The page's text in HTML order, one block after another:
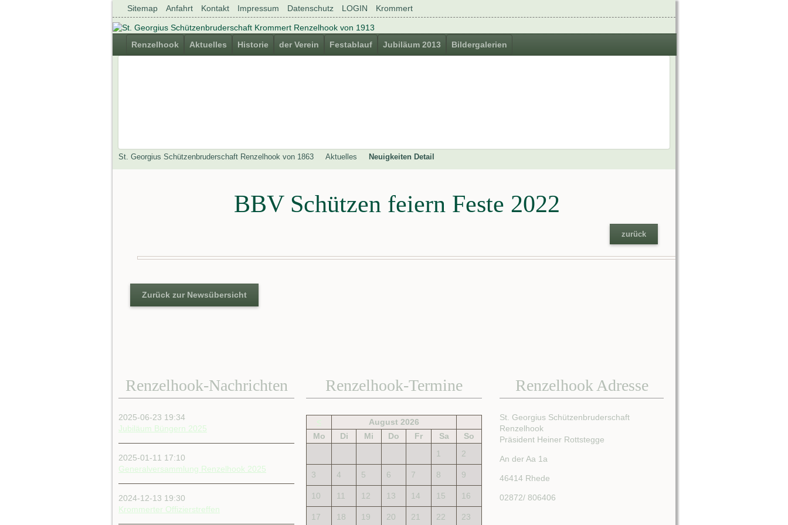
Navigation
überspringen
Sitemap Anfahrt Kontakt Impressum Datenschutz LOGIN Krommert
überspringen
Renzelhook Aktuelles Historie der Verein Festablauf Jubiläum 2013 Bildergalerien
St. Georgius Schützenbruderschaft Renzelhook von 1863 Aktuelles Neuigkeiten Detail
BBV Schützen feiern Feste 2022
zurück
Zurück zur Newsübersicht
Renzelhook-Nachrichten
2025-06-23 19:34
Jubiläum Büngern 2025
2025-01-11 17:10
Generalversammlung Renzelhook 2025
2024-12-13 19:30
Krommerter Offizierstreffen
Renzelhook-Termine
August 2026
Mo
Di Mi Do Fr Sa
So
1
2
3 4 5 6 7 8 9
10 11 12 13 14 15 16
17 18 19 20 21 22 23
Renzelhook Adresse
St. Georgius Schützenbruderschaft
Renzelhook
Präsident Heiner Rottstegge
An der Aa 1a
46414 Rhede
02872/ 806406